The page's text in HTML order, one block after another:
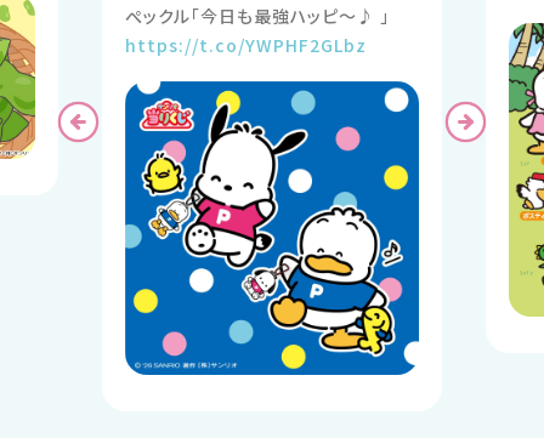
https://t.co/YWPHF2GLbz